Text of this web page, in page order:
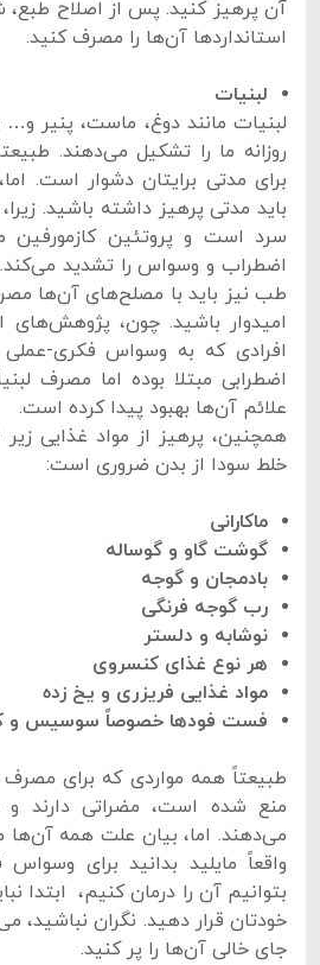
آن پرهیز کنید. پس از اصلاح طبع،
استانداردها آن‌ها را مصرف کنید.
لبنیات
لبنیات مانند دوغ، ماست، پنیر
روزانه ما را تشکیل می‌دهند.
برای مدتی برایتان دشوار است.
باید مدتی پرهیز داشته باشید.
سرد است و پروتئین کازمورفین
اضطراب و وسواس را تشدید می‌کند.
طب نیز باید با مصلح‌های آن‌ها
امیدوار باشید. چون، پژوهش‌های
افرادی که به وسواس فکری-عملی
اضطرابی مبتلا بوده اما مصرف
علائم آن‌ها بهبود پیدا کرده است.
همچنین، پرهیز از مواد غذایی
خلط سودا از بدن ضروری است:
ماکارانی
گوشت گاو و گوساله
بادمجان و گوجه
رب گوجه فرنگی
نوشابه و دلستر
هر نوع غذای کنسروی
مواد غذایی فریزری و یخ زده
فست فودها خصوصاً سوسیس و
طبیعتاً همه مواردی که برای مصرف
منع شده است، مضراتی دارند و
می‌دهند. اما، بیان علت همه
واقعاً مایلید بدانید برای
بتوانیم آن را درمان کنیم، ابتدا
خودتان قرار دهید. نگران نباشید،
جای خالی آن‌ها را پر کنید.